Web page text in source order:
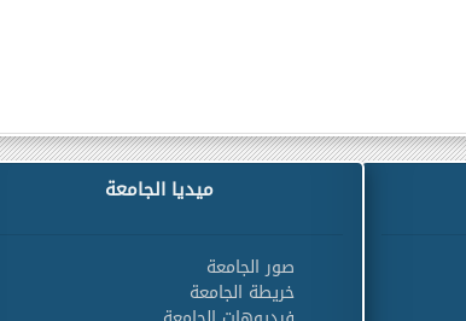
ميديا الجامعة
صور الجامعة
خريطة الجامعة